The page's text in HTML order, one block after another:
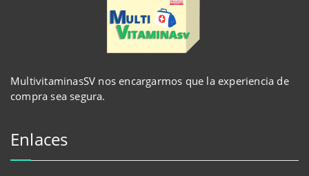
MultivitaminasSV nos encargarmos que la experiencia de
compra sea segura.
Enlaces